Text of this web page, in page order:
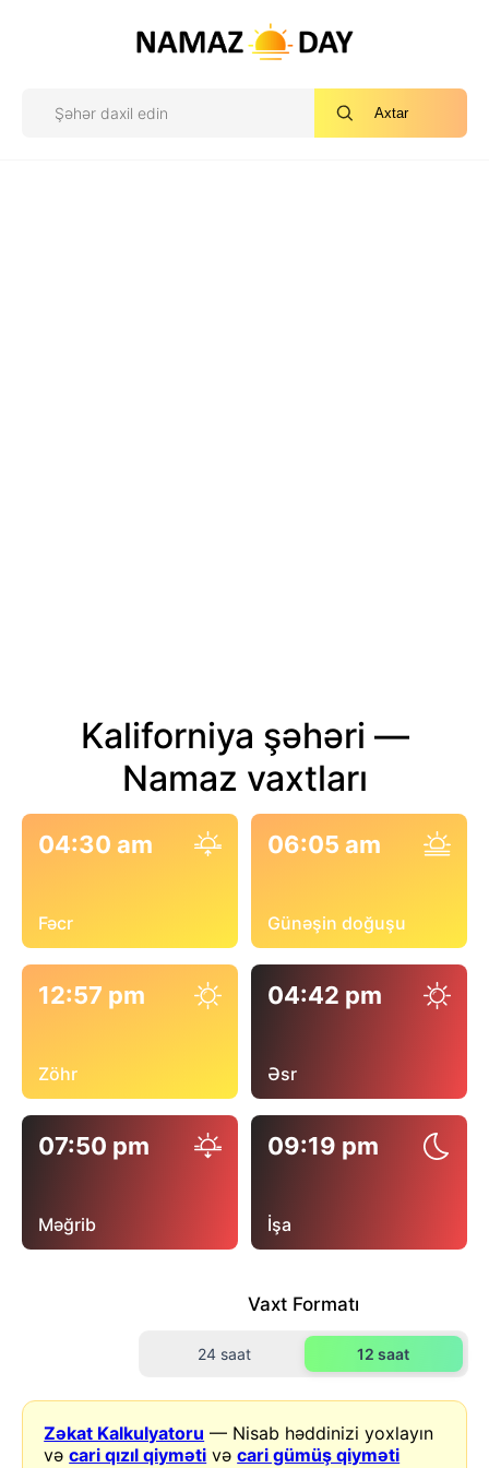
Axtar
Kaliforniya şəhəri —
Namaz vaxtları
04:30 am
Fəcr
06:05 am
Günəşin doğuşu
12:57 pm
Zöhr
04:42 pm
Əsr
07:50 pm
Məğrib
09:19 pm
İşa
Vaxt Formatı
24 saat 12 saat
Zəkat Kalkulyatoru — Nisab həddinizi yoxlayın
vəcari qızıl qiyməti vəcari gümüş qiyməti